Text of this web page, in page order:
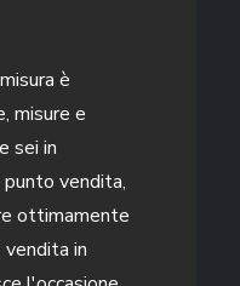
è
misure e
sei in
vendita,
ottimamente
in